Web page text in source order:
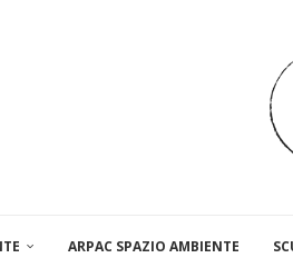
ARPAC SPAZIO AMBIENTE